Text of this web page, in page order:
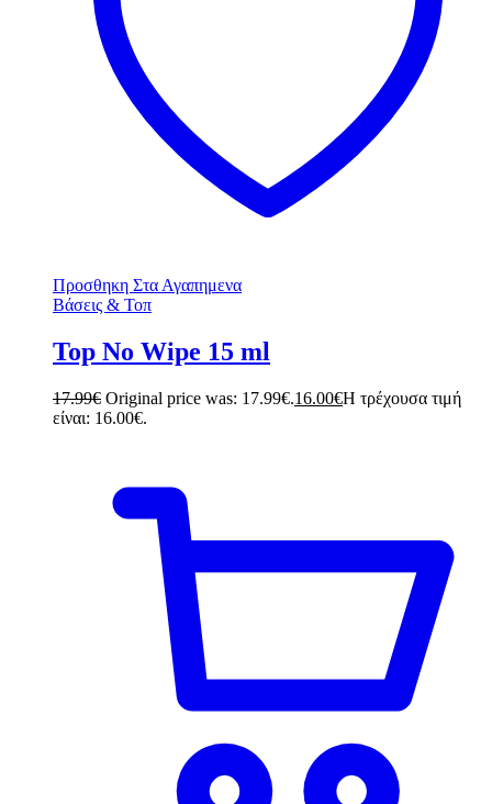
Προσθηκη Στα Αγαπημενα
Βάσεις & Τοπ
Top No Wipe 15 ml
17.99€ Original price was: 17.99€.16.00€Η τρέχουσα τιμή
είναι: 16.00€.